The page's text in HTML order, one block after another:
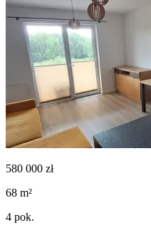
580 000 zł
68 m²
4 pok.